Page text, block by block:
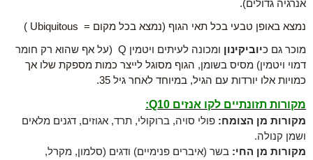
אנרגיה גדולים).
נמצא באופן טבעי בכל תאי הגוף (נמצא בכל מקום = Ubiquitous
)
מוכר גם כיוביקינון ומכונה לעיתים ויטמין Q (על אף שהוא רק חומר
דמוי ויטמין( מסיס בשומן, הגוף מסוגל לייצר כמות מספקת שלו אך
כמויות אלו יורדות עם הגיל, במיוחד לאחר גיל 35.
מקורות תזונתיים לקו אנזים Q10
:
מקורות מן הצומח: פולי סויה, ברוקולי, תרד, אגוזים, דגנים מלאים
ושמן קנולה.
מקורות מן החי: בשר (איברים פנימיים) ודגים (סלמון, מקרל,